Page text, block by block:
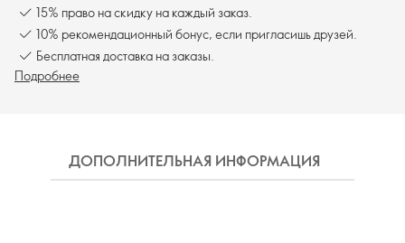
15% право на скидку на каждый заказ.
10% рекомендационный бонус, если пригласишь друзей.
Бесплатная доставка на заказы.
Подробнее
ДОПОЛНИТЕЛЬНАЯ ИНФОРМАЦИЯ